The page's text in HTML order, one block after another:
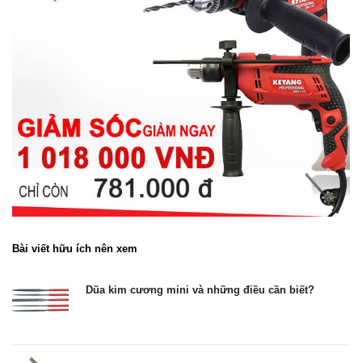
Bài viết hữu ích nên xem
Dũa kim cương mini và những điều cần biết?